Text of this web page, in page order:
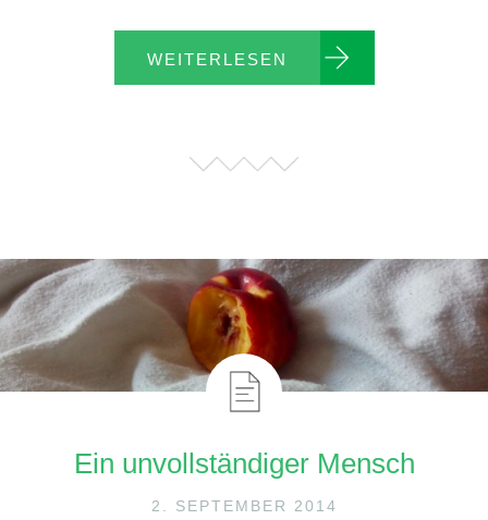
WEITERLESEN
Ein unvollständiger Mensch
2. SEPTEMBER 2014